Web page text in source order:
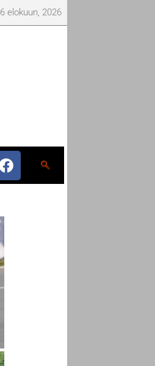
6 elokuun, 2026